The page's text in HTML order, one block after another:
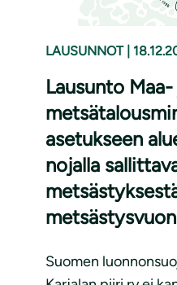
LAUSUNNOT
Lausunto Maa-
asetukseen
nojalla
Suomen